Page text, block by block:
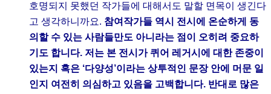
호명되지 못했던 작가들에 대해서도 말할 면목이 생긴다
고 생각하니까요. 참여작가들 역시 전시에 온순하게 동
의할 수 있는 사람들만도 아니라는 점이 오히려 중요하
기도 합니다. 저는 본 전시가 퀴어 레거시에 대한 존중이
있는지 혹은 ‘다양성’이라는 상투적인 문장 안에 머문 일
인지 여전히 의심하고 있음을 고백합니다. 반대로 많은